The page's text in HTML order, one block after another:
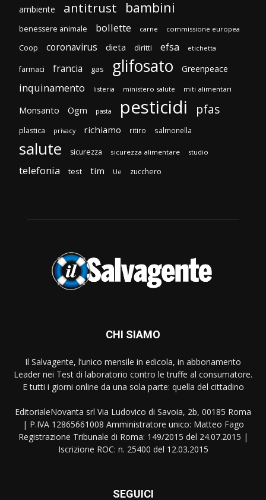
ambiente antitrust bambini
benessere animale bollette carne commissione europea
Coop coronavirus dieta diritti efsa etichetta
farmaci francia gas glifosato Greenpeace
inquinamento listeria ministero salute miti alimentari
Monsanto Ogm pasta pesticidi pfas
plastica privacy richiamo ritiro salmonella
salute sicurezza sicurezza alimentare studio
telefonia test tim Ue zucchero
CHI SIAMO
Il Salvagente, l’unico mensile in edicola, in abbonamento
Leader nei Test di laboratorio contro le truffe al consumatore.
E tutti i giorni online da una sola parte: quella del cittadino
EditorialeNovanta srl Via Ludovico di Savoia, 2b, 00185 Roma
| P.IVA 12865661008 Amministratore unico: Matteo Fago
Registrazione Tribunale di Roma: 149/2015 del 24.07.2015 |
Iscrizione ROC: n. 25400 del 12.03.2015
SEGUICI